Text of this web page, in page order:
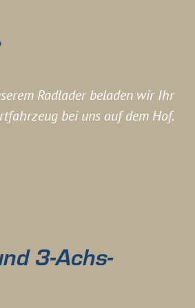
Radlader beladen wir Ihr
bei uns auf dem Hof.
3-Achs-